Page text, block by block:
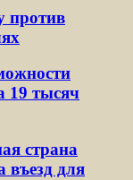
против
19 тысяч
страна
въезд для